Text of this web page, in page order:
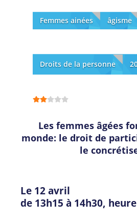
Femmes ainées âgisme
Droits de la personne
Les femmes âgées
monde: le droit de
le
Le 12 avril
de 13h15 à 14h30,